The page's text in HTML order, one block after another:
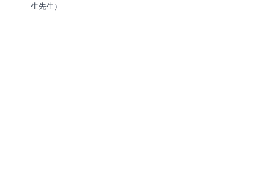
生先生）